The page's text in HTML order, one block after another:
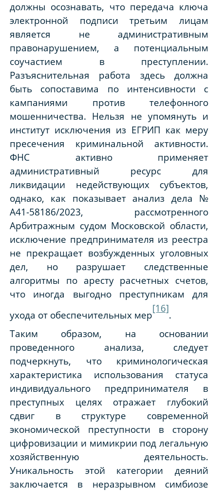
должны осознавать, что передача ключа
электронной подписи третьим лицам
является не административным
правонарушением, а потенциальным
соучастием в преступлении.
Разъяснительная работа здесь должна
быть сопоставима по интенсивности с
кампаниями против телефонного
мошенничества. Нельзя не упомянуть и
институт исключения из ЕГРИП как меру
пресечения криминальной активности.
ФНС активно применяет
административный ресурс для
ликвидации недействующих субъектов,
однако, как показывает анализ дела №
А41-58186/2023, рассмотренного
Арбитражным судом Московской области,
исключение предпринимателя из реестра
не прекращает возбужденных уголовных
дел, но разрушает следственные
алгоритмы по аресту расчетных счетов,
что иногда выгодно преступникам для
ухода от обеспечительных мер
[16]
.
Таким образом, на основании
проведенного анализа, следует
подчеркнуть, что криминологическая
характеристика использования статуса
индивидуального предпринимателя в
преступных целях отражает глубокий
сдвиг в структуре современной
экономической преступности в сторону
цифровизации и мимикрии под легальную
хозяйственную деятельность.
Уникальность этой категории деяний
заключается в неразрывном симбиозе